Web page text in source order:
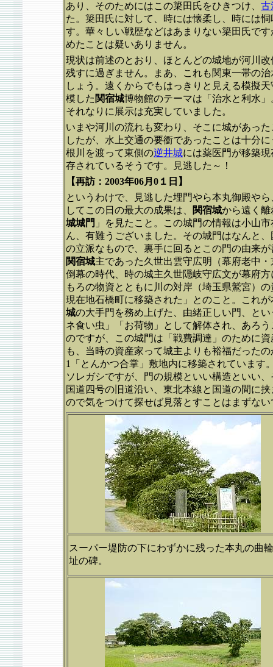
あり、そのためにはこの簗田氏をひきつけ、 古
た。簗田氏に対して、時には懐柔し、時には
す。華々しい戦歴などはあまりない簗田氏で
めたことは疑いありません。
現状は前述のとおり、ほとんどの城地が河川
残すに過ぎません。まあ、これも関東一帯の
しょう。遠くからでもはっきりと見える模擬
模した 関宿城博物館のテーマは「治水と利水
それなりに展示は充実していました。
いまや河川の流れも変わり、そこに城があっ
したが、水上交通の要衝であったことは十分
根川を渡って東側の逆井城には薬医門が移築
存されているそうです。見逃した～！
【再訪：2003年06月0１日】
というわけで、見逃した埋門やら本丸御殿や
してこの日の最大の成果は、
関宿城から遠く
城城門 」を見たこと。この城門の情報は小山
ん、有難うございました。その城門はなんと
の立派なもので、裏手に回るとこの門の由来
関宿城主であった久世出雲守広明（幕府老中
倒幕の時代、時の城主久世隠岐守広文が幕府
もろの物資とともに川の対岸（埼玉県鷲宮）
現在地石橋町に移築された」とのこと。これ
城の大手門を務め上げた、由緒正しい門、と
ネ食い虫」「お荷物」として解体され、あろ
のですが、この城門は「戦費調達」のために
も、当時の資産家って城主よりも裕福だった
1「とんかつ合掌」敷地内に移築されています
ソレガシですが、門の規模といい構造といい
国道四号の旧道沿い、東北本線と国道の間に挟
ので気をつけて探せば見落とすことはまずな
スーパー堤防の下にわずかに残った本丸の曲
址の碑。